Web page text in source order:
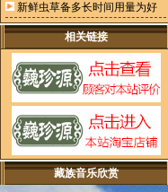
新鲜虫草备多长时间用量为好
相关链接
藏族音乐欣赏